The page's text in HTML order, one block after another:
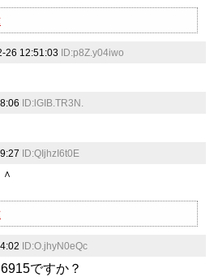
26 12:51:03 ID:p8Z.y04iwo
ID:lGIB.TR3N.
ID:QIjhzI6t0E
た＾・＾
ID:O.jhyN0eQc
ですか？